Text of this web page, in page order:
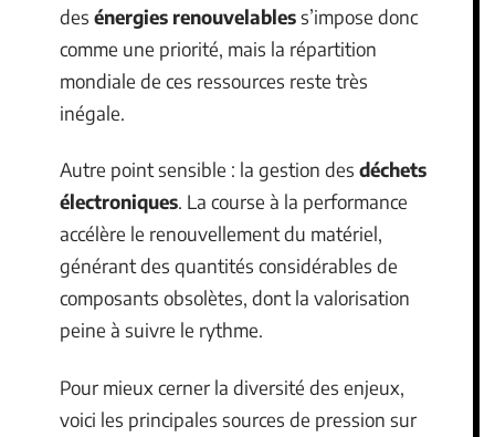
des énergies renouvelabless’impose donc
comme une priorité, mais la répartition
mondiale de ces ressources reste très
inégale.
Autre point sensible : la gestion des déchets
électroniques. La course à la performance
accélère le renouvellement du matériel,
générant des quantités considérables de
composants obsolètes, dont la valorisation
peine à suivre le rythme.
Pour mieux cerner la diversité des enjeux,
voici les principales sources de pression sur